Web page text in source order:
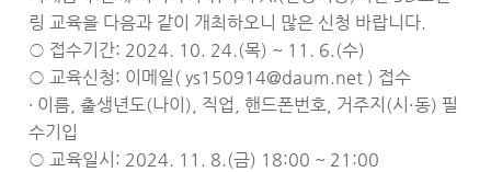
링 교육을 다음과 같이 개최하오니 많은 신청 바랍니다.
○ 접수기간: 2024. 10. 24.(목) ~ 11. 6.(수)
○ 교육신청: 이메일( ys150914@daum.net ) 접수
∙ 이름, 출생년도(나이), 직업, 핸드폰번호, 거주지(시·동) 필
수기입
○ 교육일시: 2024. 11. 8.(금) 18:00 ~ 21:00